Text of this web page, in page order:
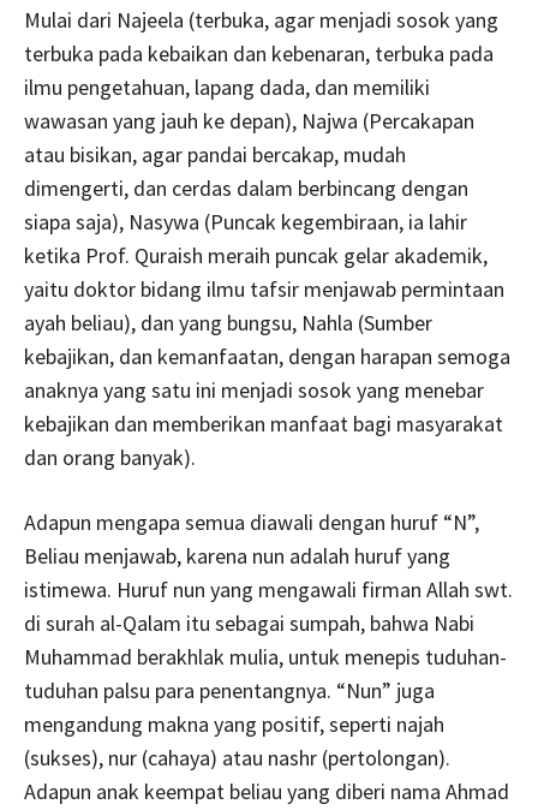
Mulai dari Najeela (terbuka, agar menjadi sosok yang
terbuka pada kebaikan dan kebenaran, terbuka pada
ilmu pengetahuan, lapang dada, dan memiliki
wawasan yang jauh ke depan), Najwa (Percakapan
atau bisikan, agar pandai bercakap, mudah
dimengerti, dan cerdas dalam berbincang dengan
siapa saja), Nasywa (Puncak kegembiraan, ia lahir
ketika Prof. Quraish meraih puncak gelar akademik,
yaitu doktor bidang ilmu tafsir menjawab permintaan
ayah beliau), dan yang bungsu, Nahla (Sumber
kebajikan, dan kemanfaatan, dengan harapan semoga
anaknya yang satu ini menjadi sosok yang menebar
kebajikan dan memberikan manfaat bagi masyarakat
dan orang banyak).
Adapun mengapa semua diawali dengan huruf “N”,
Beliau menjawab, karena nun adalah huruf yang
istimewa. Huruf nun yang mengawali firman Allah swt.
di surah al-Qalam itu sebagai sumpah, bahwa Nabi
Muhammad berakhlak mulia, untuk menepis tuduhan-
tuduhan palsu para penentangnya. “Nun” juga
mengandung makna yang positif, seperti najah
(sukses), nur (cahaya) atau nashr (pertolongan).
Adapun anak keempat beliau yang diberi nama Ahmad